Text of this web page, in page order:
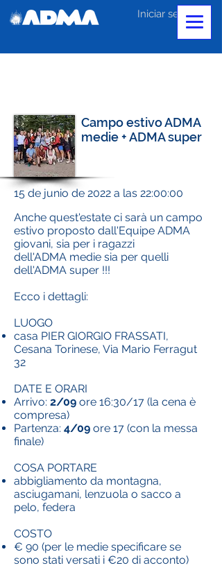
Iniciar sesión
Campo estivo ADMA
medie + ADMA super
15 de junio de 2022 a las 22:00:00
Anche quest'estate ci sarà un campo
estivo proposto dall'Equipe ADMA
giovani, sia per i ragazzi
dell'ADMA medie sia per quelli
dell'ADMA super !!!
Ecco i dettagli:
LUOGO
casa PIER GIORGIO FRASSATI,
Cesana Torinese, Via Mario Ferragut
32
DATE E ORARI
Arrivo: 2/09 ore 16:30/17 (la cena è
compresa)
Partenza: 4/09 ore 17 (con la messa
finale)
COSA PORTARE
abbigliamento da montagna,
asciugamani, lenzuola o sacco a
pelo, federa
COSTO
€ 90 (per le medie specificare se
sono stati versati i €20 di acconto)